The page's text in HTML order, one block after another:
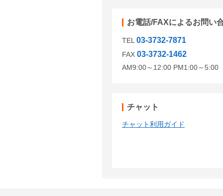
お電話/FAXによるお問い
TEL 03-3732-7871
FAX 03-3732-1462
AM9:00～12:00 PM1:00～5:00
チャット
チャット利用ガイド